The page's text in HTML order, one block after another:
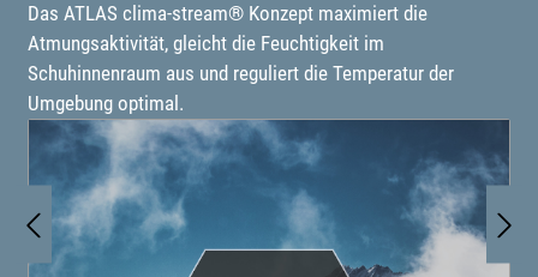
Das ATLAS clima-stream® Konzept maximiert die
Atmungsaktivität, gleicht die Feuchtigkeit im
Schuhinnenraum aus und reguliert die Temperatur der
Umgebung optimal.